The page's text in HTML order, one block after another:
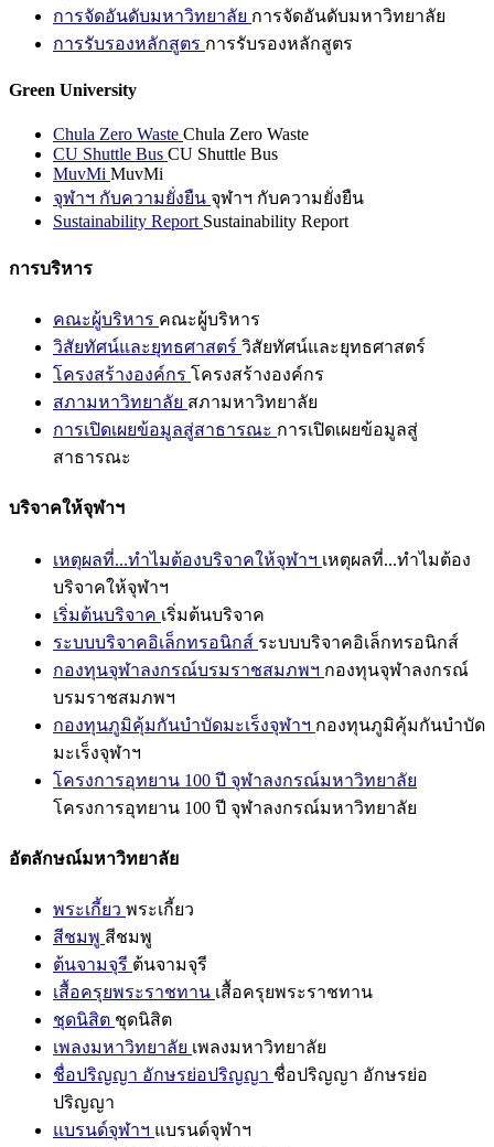
การจัดอันดับมหาวิทยาลัย การจัดอันดับมหาวิทยาลัย
การรับรองหลักสูตร การรับรองหลักสูตร
Green University
Chula Zero Waste Chula Zero Waste
CU Shuttle Bus CU Shuttle Bus
MuvMi MuvMi
จุฬาฯ กับความยั่งยืน จุฬาฯ กับความยั่งยืน
Sustainability Report Sustainability Report
การบริหาร
คณะผู้บริหาร คณะผู้บริหาร
วิสัยทัศน์และยุทธศาสตร์ วิสัยทัศน์และยุทธศาสตร์
โครงสร้างองค์กร โครงสร้างองค์กร
สภามหาวิทยาลัย สภามหาวิทยาลัย
การเปิดเผยข้อมูลสู่สาธารณะ การเปิดเผยข้อมูลสู่
สาธารณะ
บริจาคให้จุฬาฯ
เหตุผลที่...ทำไมต้องบริจาคให้จุฬาฯ เหตุผลที่...ทำไมต้อง
บริจาคให้จุฬาฯ
เริ่มต้นบริจาค เริ่มต้นบริจาค
ระบบบริจาคอิเล็กทรอนิกส์ ระบบบริจาคอิเล็กทรอนิกส์
กองทุนจุฬาลงกรณ์บรมราชสมภพฯ กองทุนจุฬาลงกรณ์
บรมราชสมภพฯ
กองทุนภูมิคุ้มกันบำบัดมะเร็งจุฬาฯ กองทุนภูมิคุ้มกันบำบัด
มะเร็งจุฬาฯ
โครงการอุทยาน 100 ปี จุฬาลงกรณ์มหาวิทยาลัย
โครงการอุทยาน 100 ปี จุฬาลงกรณ์มหาวิทยาลัย
อัตลักษณ์มหาวิทยาลัย
พระเกี้ยว พระเกี้ยว
สีชมพู สีชมพู
ต้นจามจุรี ต้นจามจุรี
เสื้อครุยพระราชทาน เสื้อครุยพระราชทาน
ชุดนิสิต ชุดนิสิต
เพลงมหาวิทยาลัย เพลงมหาวิทยาลัย
ชื่อปริญญา อักษรย่อปริญญา ชื่อปริญญา อักษรย่อ
ปริญญา
แบรนด์จุฬาฯ แบรนด์จุฬาฯ